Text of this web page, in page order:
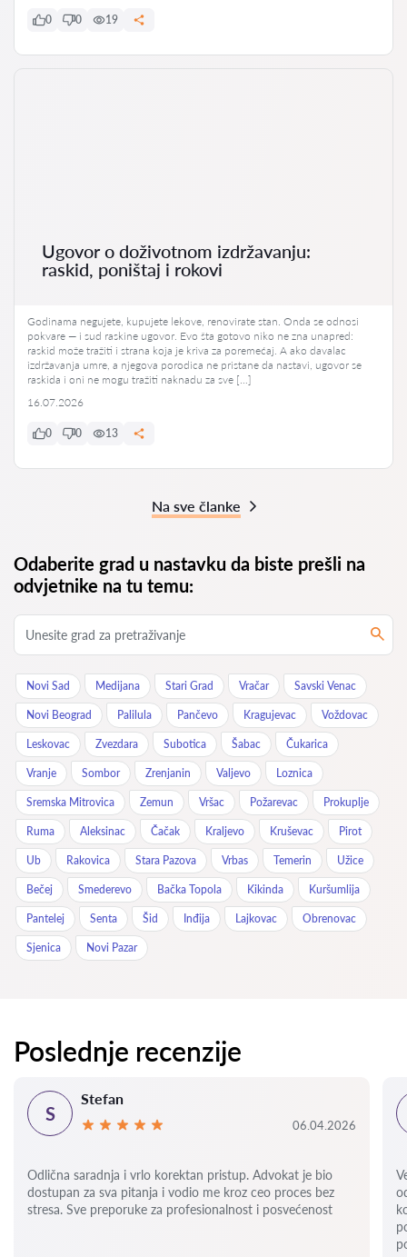
0 0 19
Ugovor o doživotnom izdržavanju:
raskid, poništaj i rokovi
Godinama negujete, kupujete lekove, renovirate stan. Onda se odnosi
pokvare — i sud raskine ugovor. Evo šta gotovo niko ne zna unapred:
raskid može tražiti i strana koja je kriva za poremećaj. A ako davalac
izdržavanja umre, a njegova porodica ne pristane da nastavi, ugovor se
raskida i oni ne mogu tražiti naknadu za sve […]
16.07.2026
0 0 13
Na sve članke
Odaberite grad u nastavku da biste prešli na
odvjetnike na tu temu:
Novi Sad Medijana Stari Grad Vračar Savski Venac
Novi Beograd Palilula Pančevo Kragujevac Voždovac
Leskovac Zvezdara Subotica Šabac Čukarica
Vranje Sombor Zrenjanin Valjevo Loznica
Sremska Mitrovica Zemun Vršac Požarevac Prokuplje
Ruma Aleksinac Čačak Kraljevo Kruševac Pirot
Ub Rakovica Stara Pazova Vrbas Temerin Užice
Bečej Smederevo Bačka Topola Kikinda Kuršumlija
Pantelej Senta Šid Inđija Lajkovac Obrenovac
Sjenica Novi Pazar
Poslednje recenzije
S
Stefan
06.04.2026
Odlična saradnja i vrlo korektan pristup. Advokat je bio
dostupan za sva pitanja i vodio me kroz ceo proces bez
stresa. Sve preporuke za profesionalnost i posvećenost